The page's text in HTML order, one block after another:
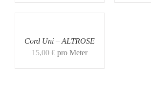
Cord Uni – ALTROSE
15,00 € pro Meter